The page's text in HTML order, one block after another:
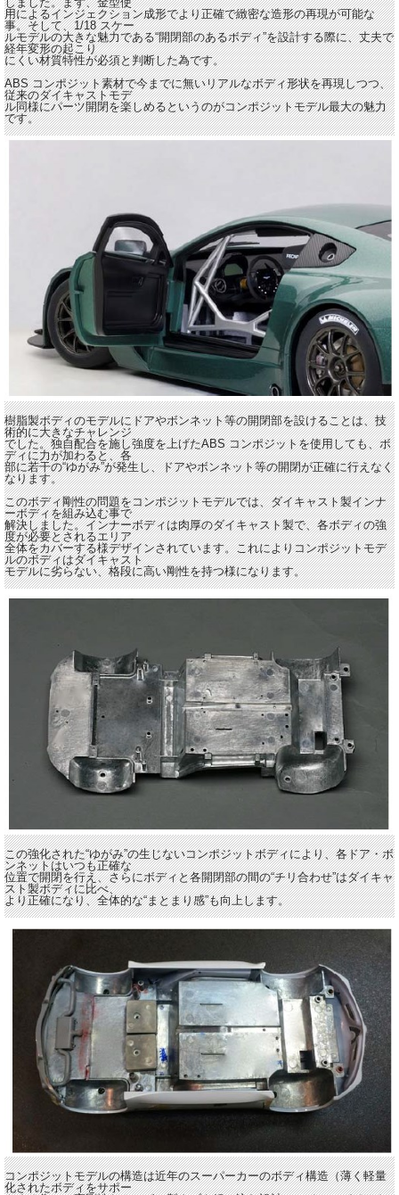
用によるインジェクション成形でより正確で緻密な造形の再現が可能な
事。そして、1/18 スケー
ルモデルの大きな魅力である“開閉部のあるボディ”を設計する際に、丈夫で
経年変形の起こり
にくい材質特性が必須と判断した為です。
ABS コンポジット素材で今までに無いリアルなボディ形状を再現しつつ、
従来のダイキャストモデ
ル同様にパーツ開閉を楽しめるというのがコンポジットモデル最大の魅力
です。
樹脂製ボディのモデルにドアやボンネット等の開閉部を設けることは、技
術的に大きなチャレンジ
でした。独自配合を施し強度を上げたABS コンポジットを使用しても、ボ
ディに力が加わると、各
部に若干の“ゆがみ”が発生し、ドアやボンネット等の開閉が正確に行えなく
なります。
このボディ剛性の問題をコンポジットモデルでは、ダイキャスト製インナ
ーボディを組み込む事で
解決しました。インナーボディは肉厚のダイキャスト製で、各ボディの強
度が必要とされるエリア
全体をカバーする様デザインされています。これによりコンポジットモデ
ルのボディはダイキャスト
モデルに劣らない、格段に高い剛性を持つ様になります。
この強化された“ゆがみ”の生じないコンポジットボディにより、各ドア・ボ
ンネットはいつも正確な
位置で開閉を行え、さらにボディと各開閉部の間の“チリ合わせ”はダイキャ
スト製ボディに比べ、
より正確になり、全体的な“まとまり感”も向上します。
コンポジットモデルの構造は近年のスーパーカーのボディ構造（薄く軽量
化されたボディをサポー